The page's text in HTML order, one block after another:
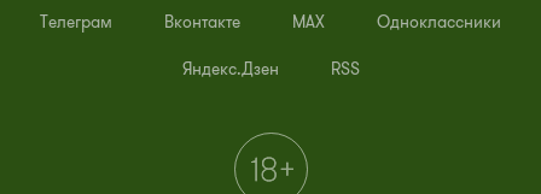
Телеграм Вконтакте MAX Одноклассники
Яндекс.Дзен RSS